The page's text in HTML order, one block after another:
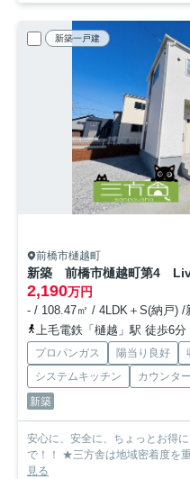
新築一戸建
前橋市樋越町
2,190万円
- / 108.47㎡ / 4LDK＋S(納戸) /
上毛電鉄「樋越」駅 徒歩6分
プロパンガス 陽当り良好
システムキッチン
カウンタ
新築
安心に、安全に、ちょっとお得
で！！ ★三方舎は地域密着
見る